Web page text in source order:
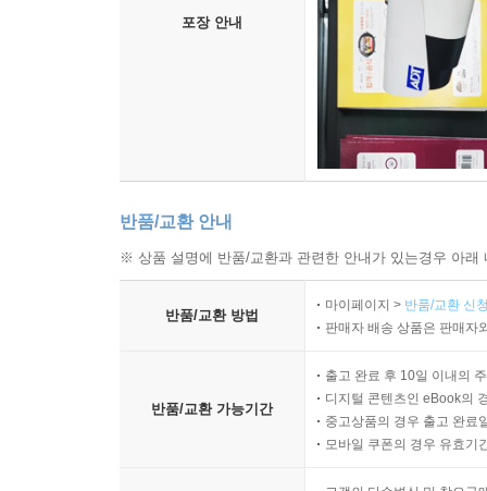
포장 안내
반품/교환 안내
※ 상품 설명에 반품/교환과 관련한 안내가 있는경우 아
반품/교환 방법
마이페이지 > 반품/교환 신
판매자 배송 상품은 판매자
반품/교환 가능기간
출고 완료 후 10일 이내의
디지털 콘텐츠인 eBook의
중고상품의 경우 출고 완료
모바일 쿠폰의 경우 유효기